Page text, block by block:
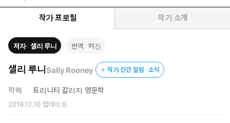
해 나아가는 것이 인간이라면 우리는 어디에서 삶을 지속할 힘을
얻을 수 있을까? 작가는 이 작품에서 보편적 슬픔과 성장의 순간
을 특유의 표현력과 한 단계 나아간 문학적 완성도로 담아냈다는
평가와 함께 “지금까지의 작품 중 최고”(NPR)라는 찬사를 받았다.
애틋한 드라마로 시작해 삶의 의미에 머무르게 되는 작품이다.
작가 프로필 작가 소개
저자 샐리 루니 번역 허진
샐리 루니 Sally Rooney 작가 신간 알림 · 소식
학력 트리니티 칼리지 영문학
2018.12.10업데이트